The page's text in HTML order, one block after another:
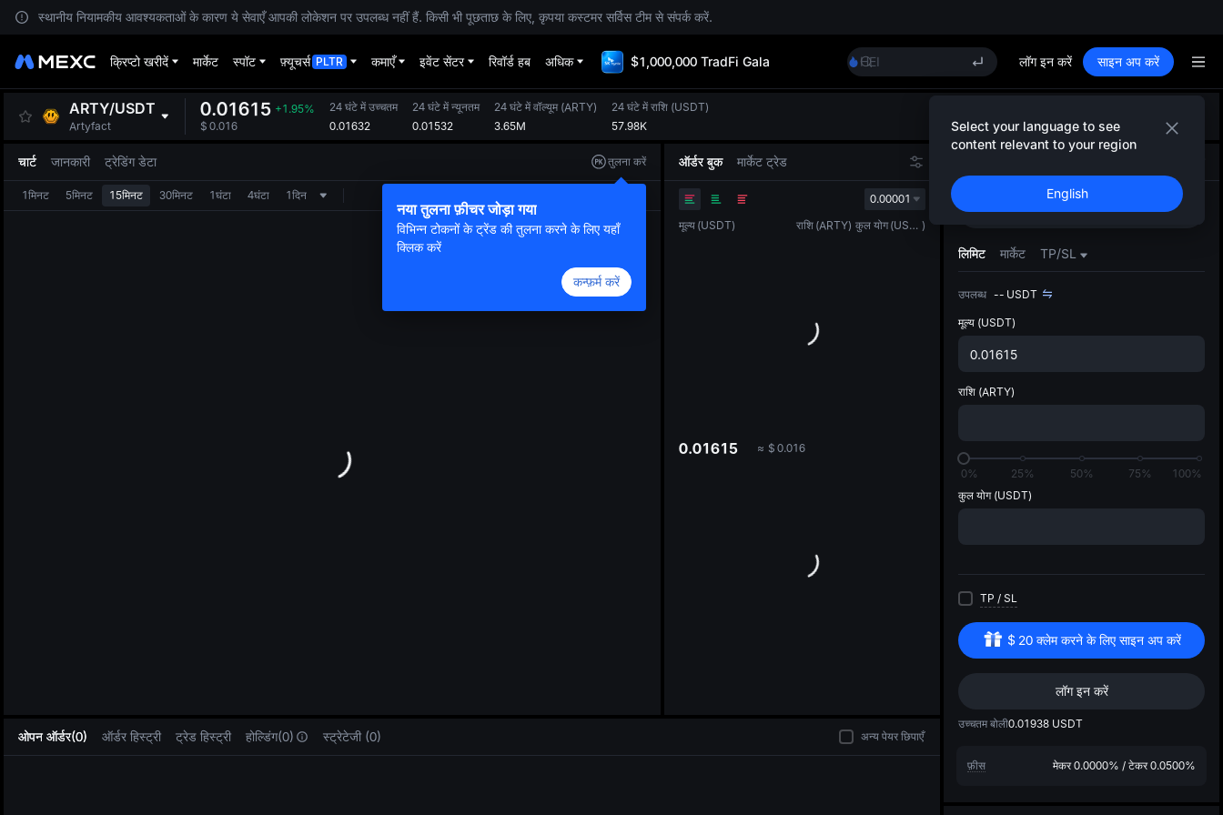
स्थानीय नियामकीय आवश्यकताओं के कारण ये सेवाएँ आपकी लोकेशन पर उपलब्ध नहीं हैं. किसी भी पूछताछ के लिए, कृपया कस्टमर सर्विस टीम से संपर्क करें.
क्रिप्टो खरीदें मार्केट स्पॉट फ़्यूचर्स PLTR कमाएँ इवेंट सेंटर रिवॉर्ड हब अधिक $1,000,000 TradFi Gala
HEI
CAP
CAP
UNITREE
लॉग इन करें साइन अप करें
Select your language to see
content relevant to your region
English
ARTY/USDT
Artyfact
0.01615 +1.95%
$ 0.016
24 घंटे में उच्चतम
0.01632
24 घंटे में न्यूनतम
0.01532
24 घंटे में वॉल्यूम(ARTY)
3.65M
24 घंटे में राशि (USDT)
57.98K
चार्ट जानकारी ट्रेडिंग डेटा तुलना करें
नया तुलना फ़ीचर जोड़ा गया
विभिन्न टोकनों के ट्रेंड की तुलना करने के लिए यहाँ
क्लिक करें
कन्फ़र्म करें
1मिनट 5मिनट 15मिनट 30मिनट 1घंटा 4घंटा 1दिन
ऑर्डर बुक मार्केट ट्रेड
0.00001
मूल्य (USDT) राशि (ARTY) कुल योग ( USDT )
0.01615 ≈ $ 0.016
खरीदें बेचें
लिमिट मार्केट TP/SL
उपलब्ध -- USDT
मूल्य (USDT)
राशि (ARTY)
0% 25% 50% 75%
100%
कुल योग (USDT)
TP / SL
$ 20 क्लेम करने के लिए साइन अप करें
लॉग इन करें
उच्चतम बोली0.01938 USDT
फ़ीस मेकर 0.0000% / टेकर 0.0500%
ओपन ऑर्डर(0) ऑर्डर हिस्ट्री ट्रेड हिस्ट्री होल्डिंग(0) स्ट्रेटेजी (0) अन्य पेयर छिपाएँ